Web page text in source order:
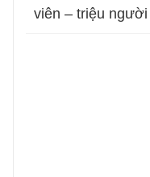
viên – triệu